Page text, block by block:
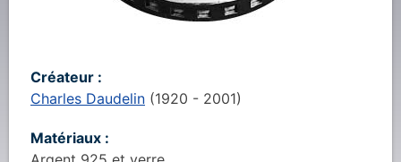
Créateur :
Charles Daudelin (1920 - 2001)
Matériaux :